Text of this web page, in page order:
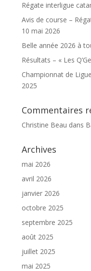
Régate interligue
Avis de course –
10 mai 2026
Belle année 2026 à
Résultats – « Les
Championnat de
2025
Commentaires
Christine Beau dans
Archives
mai 2026
avril 2026
janvier 2026
octobre 2025
septembre 2025
août 2025
juillet 2025
mai 2025